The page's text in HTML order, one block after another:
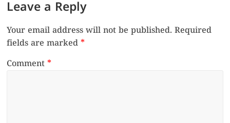
Leave a Reply
Your email address will not be published. Required
fields are marked*
Comment*